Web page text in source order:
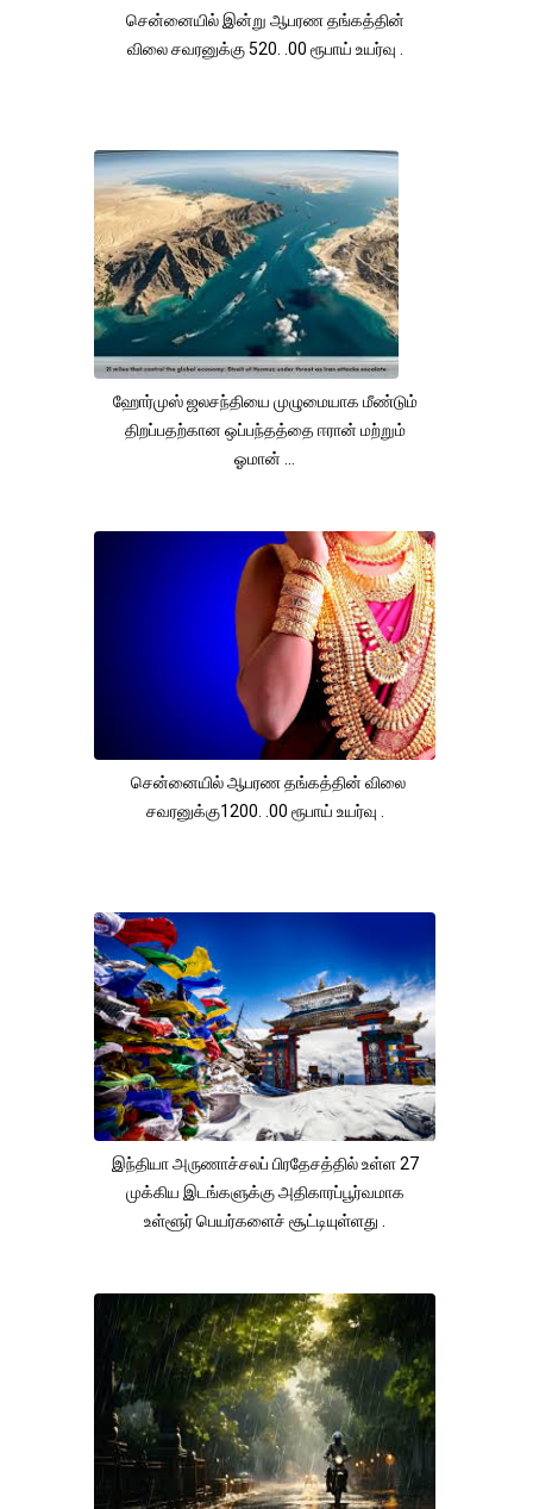
சென்னையில் இன்று ஆபரண தங்கத்தின்
விலை சவரனுக்கு 520. .00 ரூபாய் உயர்வு .
ஹோர்முஸ் ஜலசந்தியை முழுமையாக மீண்டும்
திறப்பதற்கான ஒப்பந்தத்தை ஈரான் மற்றும்
ஓமான் ...
சென்னையில் ஆபரண தங்கத்தின் விலை
சவரனுக்கு1200. .00 ரூபாய் உயர்வு .
இந்தியா அருணாச்சலப் பிரதேசத்தில் உள்ள 27
முக்கிய இடங்களுக்கு அதிகாரப்பூர்வமாக
உள்ளூர் பெயர்களைச் சூட்டியுள்ளது .